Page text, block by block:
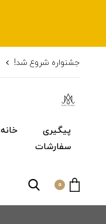
جشنواره شروع شد!
پیگیری
سفارشات
خانه
0